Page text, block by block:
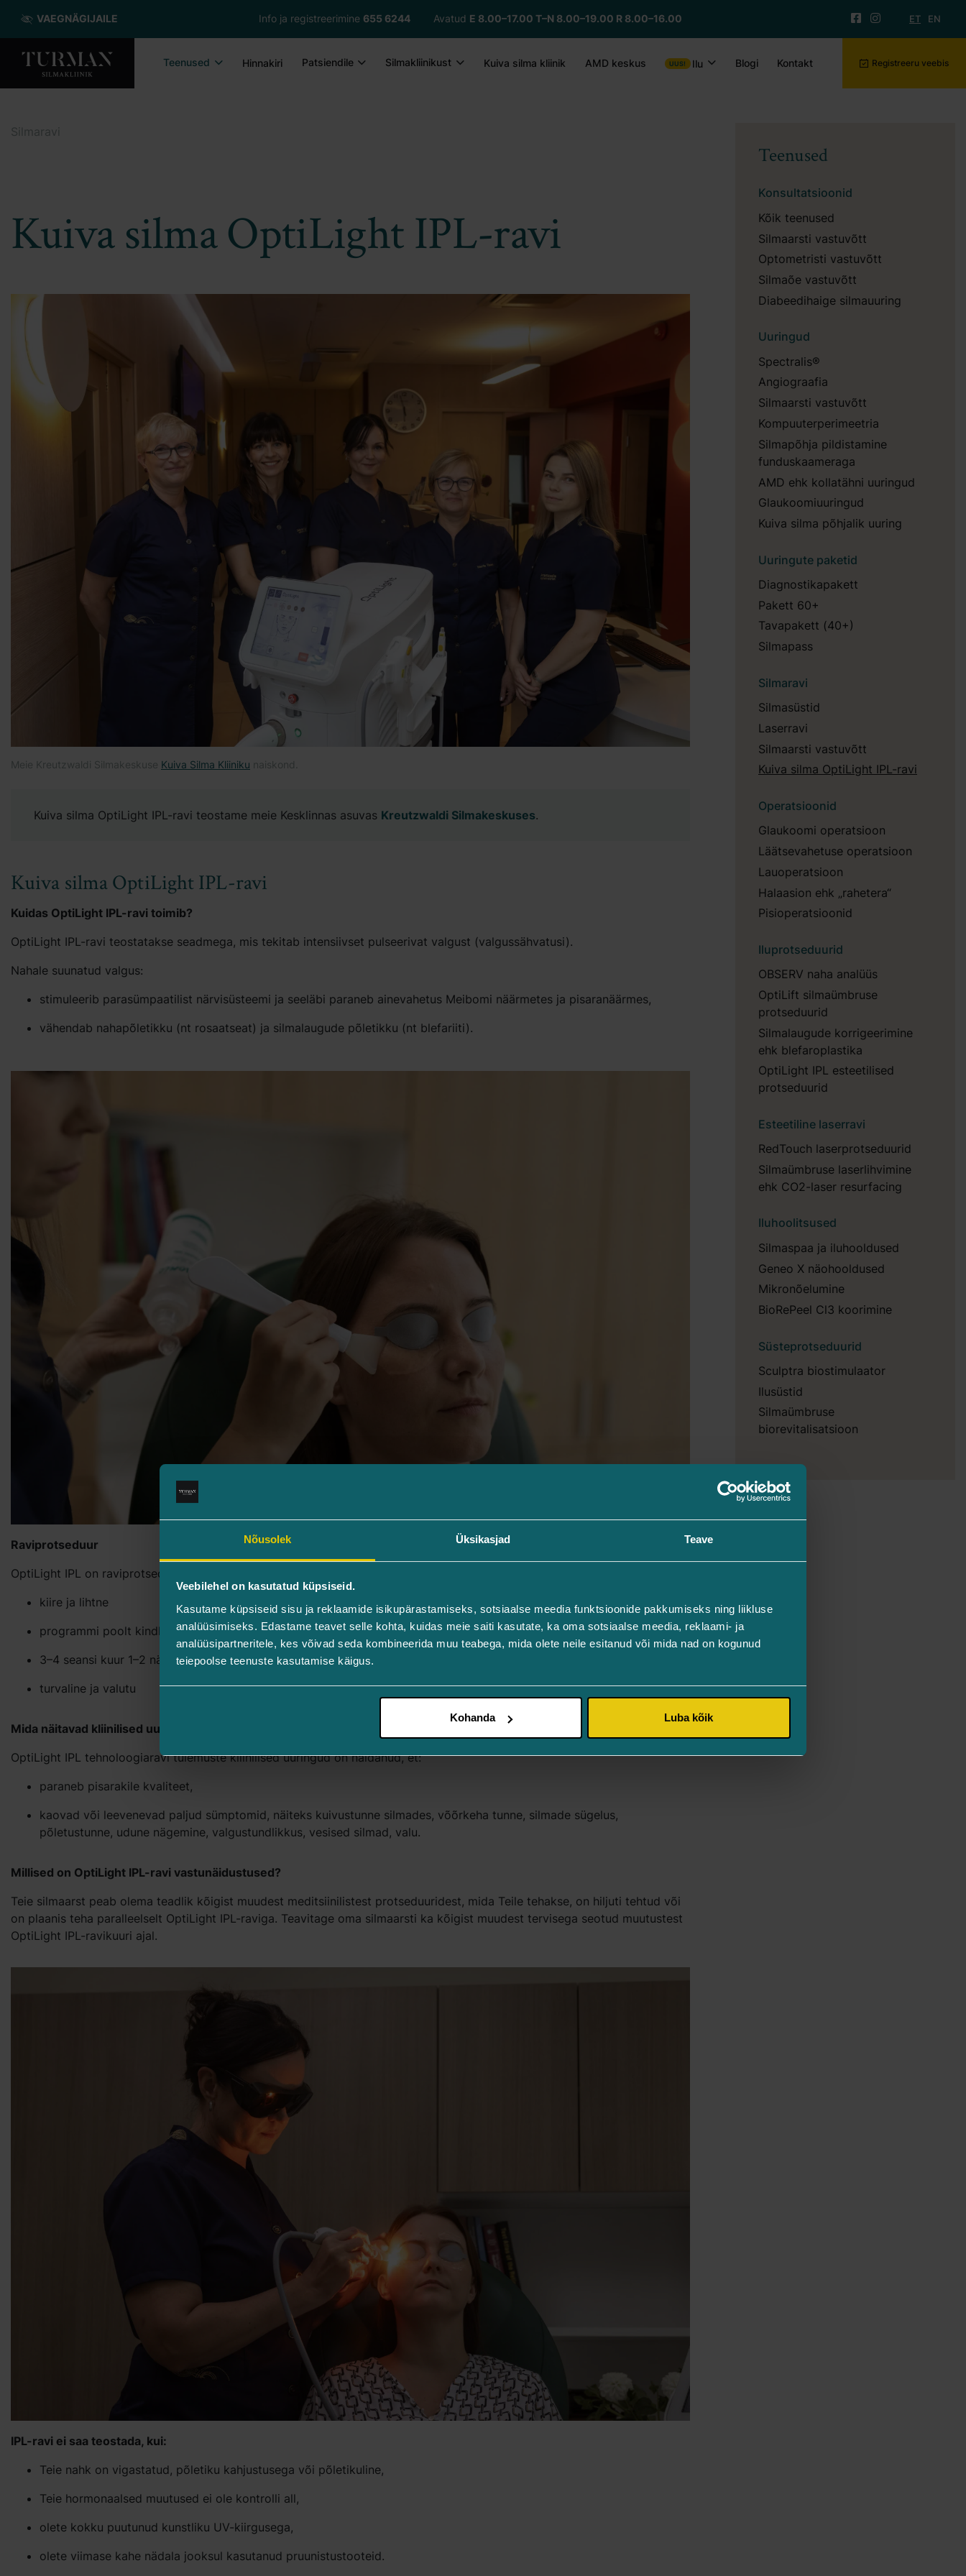
Nõusolek Üksikasjad Teave
Veebilehel on kasutatud küpsiseid.
Kasutame küpsiseid sisu ja reklaamide isikupärastamiseks, sotsiaalse meedia funktsioonide pakkumiseks ning liikluse
analüüsimiseks. Edastame teavet selle kohta, kuidas meie saiti kasutate, ka oma sotsiaalse meedia, reklaami- ja
analüüsipartneritele, kes võivad seda kombineerida muu teabega, mida olete neile esitanud või mida nad on kogunud
teiepoolse teenuste kasutamise käigus.
Kohanda Luba kõik
VAEGNÄGIJAILE Info ja registreerimine 655 6244 Avatud E 8.00–17.00 T–N 8.00–19.00 R 8.00–16.00 ET EN
Teenused Hinnakiri Patsiendile Silmakliinikust Kuiva silma kliinik AMD keskus Ilu Blogi Kontakt Registreeru veebis
Silmaravi
Kuiva silma OptiLight IPL-ravi
Meie Kreutzwaldi Silmakeskuse Kuiva Silma Kliiniku naiskond.
Kuiva silma OptiLight IPL-ravi teostame meie Kesklinnas asuvas Kreutzwaldi Silmakeskuses.
Kuiva silma OptiLight IPL-ravi
Kuidas OptiLight IPL-ravi toimib?
OptiLight IPL-ravi teostatakse seadmega, mis tekitab intensiivset pulseerivat valgust (valgussähvatusi).
Nahale suunatud valgus:
stimuleerib parasümpaatilist närvisüsteemi ja seeläbi paraneb ainevahetus Meibomi näärmetes ja pisaranäärmes,
vähendab nahapõletikku (nt rosaatseat) ja silmalaugude põletikku (nt blefariiti).
Raviprotseduur
OptiLight IPL on raviprotseduur, mida teostatakse lisaks muule ravile.
kiire ja lihtne
programmi poolt kindlaks määratud laengute arv kummagi silma alla põsele ja oimukohta
3–4 seansi kuur 1–2 nädala tagant
turvaline ja valutu
Mida näitavad kliinilised uuringud?
OptiLight IPL tehnoloogiaravi tulemuste kliinilised uuringud on näidanud, et:
paraneb pisarakile kvaliteet,
kaovad või leevenevad paljud sümptomid, näiteks kuivustunne silmades, võõrkeha tunne, silmade sügelus,
põletustunne, udune nägemine, valgustundlikkus, vesised silmad, valu.
Millised on OptiLight IPL-ravi vastunäidustused?
Teie silmaarst peab olema teadlik kõigist muudest meditsiinilistest protseduuridest, mida Teile tehakse, on hiljuti tehtud või
on plaanis teha paralleelselt OptiLight IPL-raviga. Teavitage oma silmaarsti ka kõigist muudest tervisega seotud muutustest
OptiLight IPL-ravikuuri ajal.
IPL-ravi ei saa teostada, kui:
Teie nahk on vigastatud, põletiku kahjustusega või põletikuline,
Teie hormonaalsed muutused ei ole kontrolli all,
olete kokku puutunud kunstliku UV-kiirgusega,
olete viimase kahe nädala jooksul kasutanud pruunistustooteid.
Teenused
Konsultatsioonid
Kõik teenused
Silmaarsti vastuvõtt
Optometristi vastuvõtt
Silmaõe vastuvõtt
Diabeedihaige silmauuring
Uuringud
Spectralis®
Angiograafia
Silmaarsti vastuvõtt
Kompuuterperimeetria
Silmapõhja pildistamine
funduskaameraga
AMD ehk kollatähni uuringud
Glaukoomiuuringud
Kuiva silma põhjalik uuring
Uuringute paketid
Diagnostikapakett
Pakett 60+
Tavapakett (40+)
Silmapass
Silmaravi
Silmasüstid
Laserravi
Silmaarsti vastuvõtt
Kuiva silma OptiLight IPL-ravi
Operatsioonid
Glaukoomi operatsioon
Läätsevahetuse operatsioon
Lauoperatsioon
Halaasion ehk „rahetera“
Pisioperatsioonid
Iluprotseduurid
OBSERV naha analüüs
OptiLift silmaümbruse
protseduurid
Silmalaugude korrigeerimine
ehk blefaroplastika
OptiLight IPL esteetilised
protseduurid
Esteetiline laserravi
RedTouch laserprotseduurid
Silmaümbruse laserlihvimine
ehk CO2-laser resurfacing
Iluhoolitsused
Silmaspaa ja iluhooldused
Geneo X näohooldused
Mikronõelumine
BioRePeel Cl3 koorimine
Süsteprotseduurid
Sculptra biostimulaator
Ilusüstid
Silmaümbruse
biorevitalisatsioon